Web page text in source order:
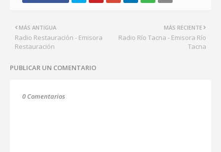
MÁS RECIENTE
Radio Río Tacna - Emisora Río
Tacna
MÁS ANTIGUA
Radio Restauración - Emisora
Restauración
PUBLICAR UN COMENTARIO
0 Comentarios